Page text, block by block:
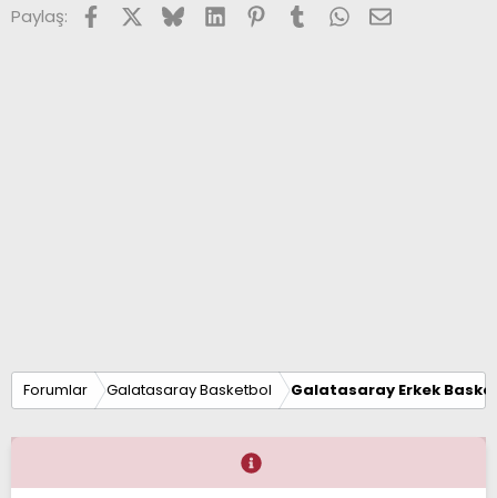
r
Paylaş: FacebookX (Twitter)
BlueskyLinkedInPinterest
TumblrWhatsApp
E-posta
Forumlar Galatasaray Basketbol Galatasaray Erkek